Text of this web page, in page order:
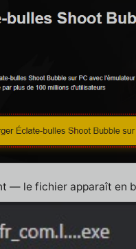
— le fichier apparaît en